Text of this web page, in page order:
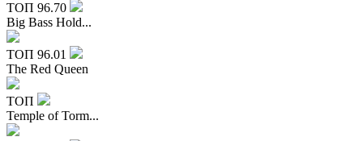
ТОП 96.70
Big Bass Hold...
ТОП 96.01
The Red Queen
ТОП
Temple of Torm...